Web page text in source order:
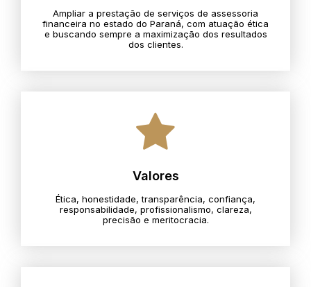
Ampliar a prestação de serviços de assessoria
financeira no estado do Paraná, com atuação ética
e buscando sempre a maximização dos resultados
dos clientes.
Valores
Ética, honestidade, transparência, confiança,
responsabilidade, profissionalismo, clareza,
precisão e meritocracia.​